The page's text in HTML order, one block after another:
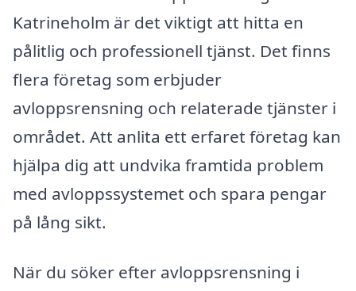
Katrineholm är det viktigt att hitta en
pålitlig och professionell tjänst. Det finns
flera företag som erbjuder
avloppsrensning och relaterade tjänster i
området. Att anlita ett erfaret företag kan
hjälpa dig att undvika framtida problem
med avloppssystemet och spara pengar
på lång sikt.
När du söker efter avloppsrensning i